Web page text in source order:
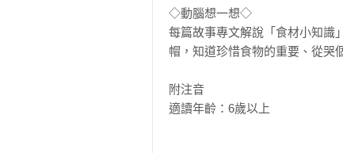
◇動腦想一想◇
每篇故事專文解說「食材小知識
帽，知道珍惜食物的重要、從
附注音
適讀年齡：6歲以上